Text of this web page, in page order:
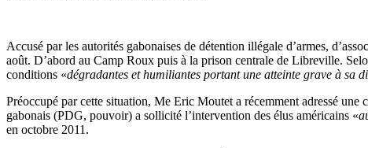
Accusé par les autorités gabonaises de détention illégale d’armes,
août. D’abord au Camp Roux puis à la prison centrale de Libreville.
conditions «dégradantes et humiliantes portant une atteinte grave à sa
Préoccupé par cette situation, Me Eric Moutet a récemment adressé une
gabonais (PDG, pouvoir) a sollicité l’intervention des élus américains «
en octobre 2011.